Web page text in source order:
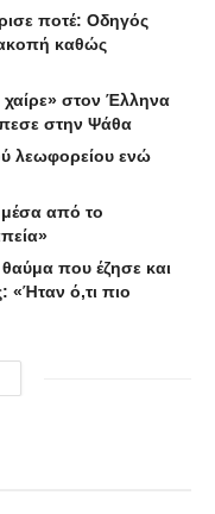
ποτέ: Οδηγός
καθώς
χαίρε» στον Έλληνα
στην Ψάθα
λεωφορείου ενώ
μέσα από το
που έζησε και
«Ήταν ό,τι πιο